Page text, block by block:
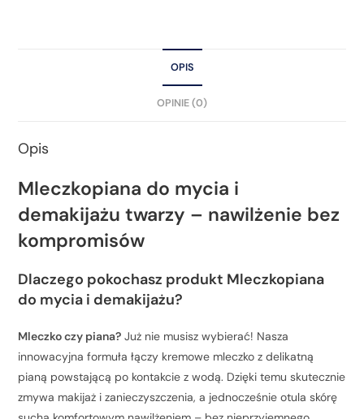
OPIS
OPINIE (0)
Opis
Mleczkopiana do mycia i
demakijażu twarzy – nawilżenie bez
kompromisów
Dlaczego pokochasz produkt Mleczkopiana
do mycia i demakijażu?
Mleczko czy piana? Już nie musisz wybierać! Nasza
innowacyjna formuła łączy kremowe mleczko z delikatną
pianą powstającą po kontakcie z wodą. Dzięki temu skutecznie
zmywa makijaż i zanieczyszczenia, a jednocześnie otula skórę